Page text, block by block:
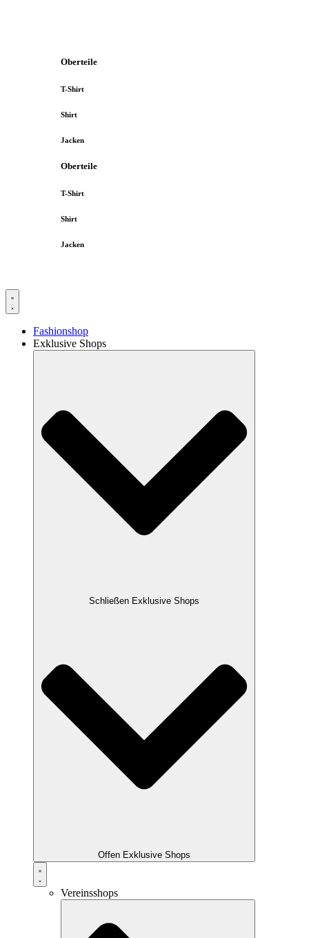
Oberteile
T-Shirt
Shirt
Jacken
Oberteile
T-Shirt
Shirt
Jacken
Fashionshop
Exklusive Shops
Schließen Exklusive Shops
Offen Exklusive Shops
Vereinsshops